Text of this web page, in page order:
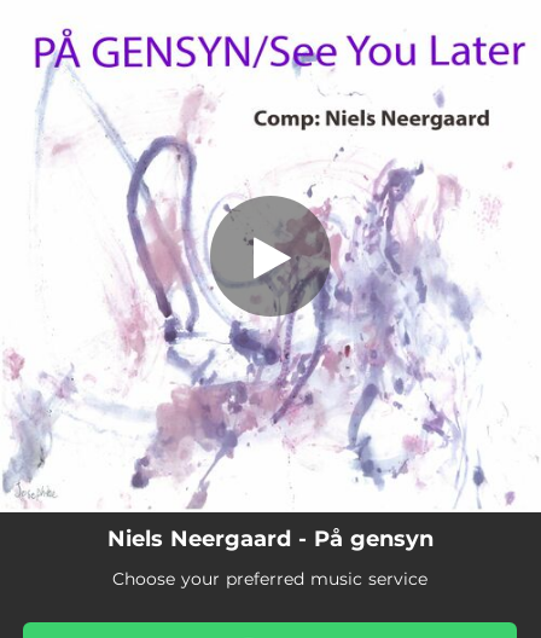
You're all set!
På gensyn
På gensyn
02:27
Niels Neergaard - På gensyn
Choose your preferred music service